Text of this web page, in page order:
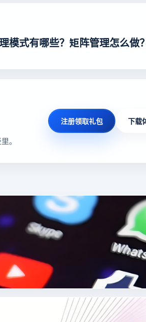
模式有哪些？矩阵管理怎么做
。
注册领取礼包 下载